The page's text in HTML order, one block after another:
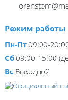
Режим работы
Пн-Пт 09:00-
Сб 09:00-15:00
Вс Выходной